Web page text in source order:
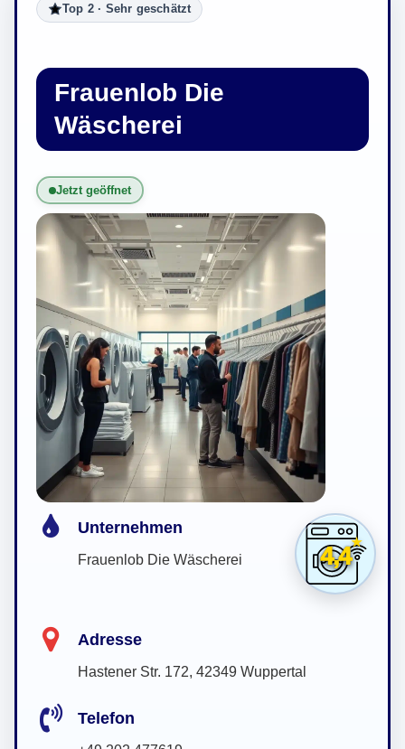
Top 2 · Sehr geschätzt
Frauenlob Die
Wäscherei
Jetzt geöffnet
4,4
Unternehmen
Frauenlob Die Wäscherei
Adresse
Hastener Str. 172, 42349 Wuppertal
Telefon